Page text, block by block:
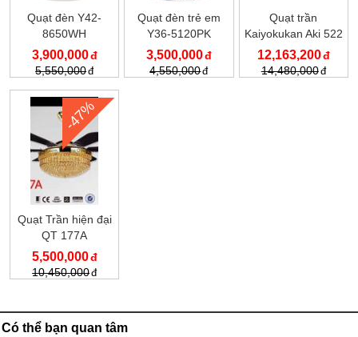
Quạt đèn Y42-
8650WH
3,900,000
5,550,000
Quạt đèn trẻ em
Y36-5120PK
3,500,000
4,550,000
Quạt trần
Kaiyokukan Aki 522
12,163,200
14,480,000
-47%
Quạt Trần hiện đại
QT 177A
5,500,000
10,450,000
Có thể bạn quan tâm